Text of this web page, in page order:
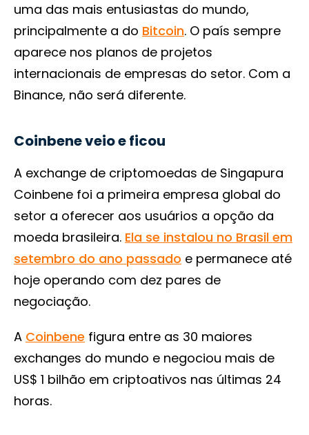
uma das mais entusiastas do mundo,
principalmente a do Bitcoin. O país sempre
aparece nos planos de projetos
internacionais de empresas do setor. Com a
Binance, não será diferente.
Coinbene veio e ficou
A exchange de criptomoedas de Singapura
Coinbene foi a primeira empresa global do
setor a oferecer aos usuários a opção da
moeda brasileira. Ela se instalou no Brasil em
setembro do ano passado e permanece até
hoje operando com dez pares de
negociação.
A Coinbene figura entre as 30 maiores
exchanges do mundo e negociou mais de
US$ 1 bilhão em criptoativos nas últimas 24
horas.